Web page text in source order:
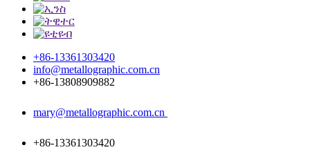
+86-13361303420
info@metallographic.com.cn
+86-13808909882
mary@metallographic.com.cn
+86-13361303420